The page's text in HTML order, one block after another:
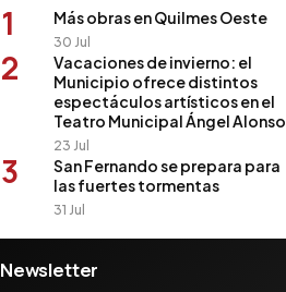
1 Más obras en Quilmes Oeste
30 Jul
2
Vacaciones de invierno: el
Municipio ofrece distintos
espectáculos artísticos en el
Teatro Municipal Ángel Alonso
23 Jul
3
San Fernando se prepara para
las fuertes tormentas
31 Jul
Newsletter